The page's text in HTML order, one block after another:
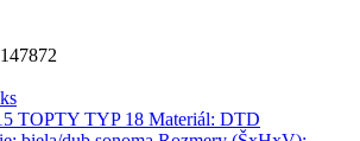
TOPTY TYP 18 Materiál: DTD